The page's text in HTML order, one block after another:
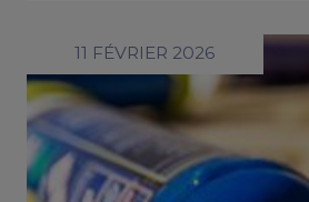
11 FÉVRIER 2026